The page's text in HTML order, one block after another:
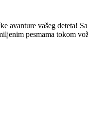
avanture vašeg deteta!
pesmama tokom